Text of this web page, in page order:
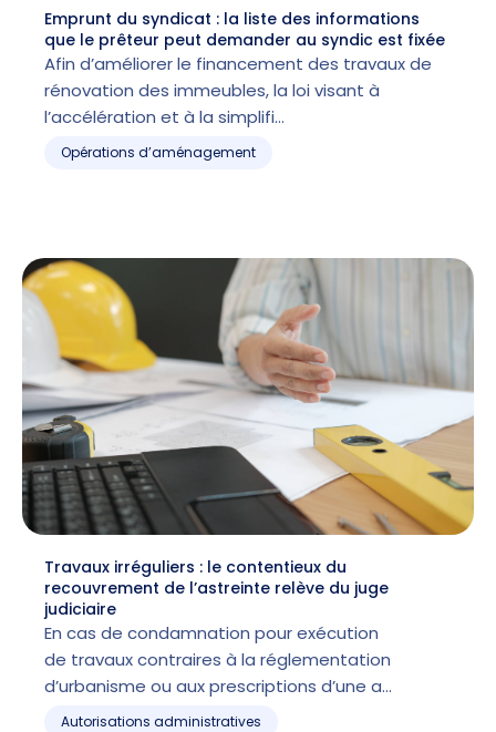
Emprunt du syndicat : la liste des informations
que le prêteur peut demander au syndic est fixée
Afin d’améliorer le financement des travaux de
rénovation des immeubles, la loi visant à
l’accélération et à la simplifi…
Opérations d’aménagement
Travaux irréguliers : le contentieux du
recouvrement de l’astreinte relève du juge
judiciaire
En cas de condamnation pour exécution
de travaux contraires à la réglementation
d’urbanisme ou aux prescriptions d’une a…
Autorisations administratives